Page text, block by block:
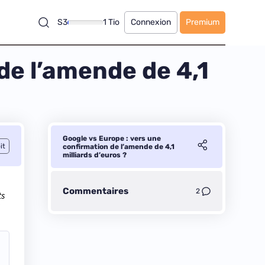
S3 1 Tio Connexion Premium
l’amende de 4,1
Google vs Europe : vers une
confirmation de l’amende de 4,1
milliards d’euros ?
Commentaires 2